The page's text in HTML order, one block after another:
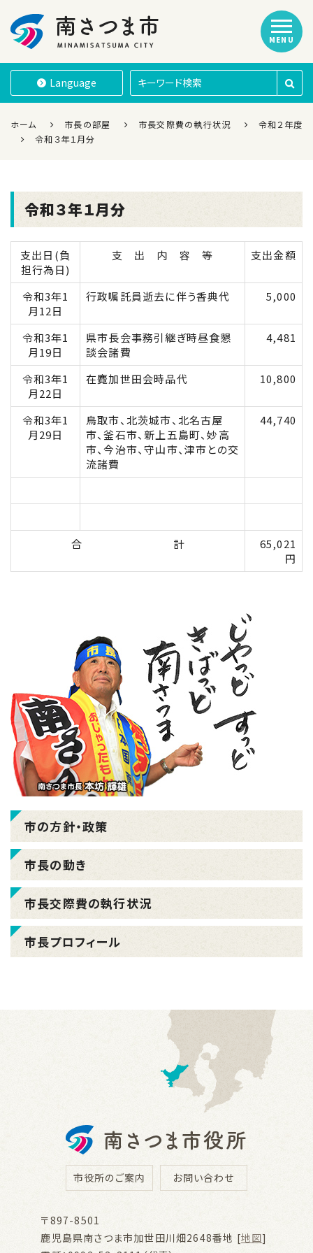
南さつま市
Language
MENU
ホーム 市長の部屋 市長交際費の執行状況
令和２年度
令和３年１月分
令和３年１月分
支出日(負
担行為日)
支 出 内 容 等 支出金額
令和3年1
月12日
行政嘱託員逝去に伴う香典代 5,000
令和3年1
月19日
県市長会事務引継ぎ時昼食懇
談会諸費
4,481
令和3年1
月22日
在麑加世田会時品代 10,800
令和3年1
月29日
鳥取市、北茨城市、北名古屋
市、釜石市、新上五島町、妙高
市、今治市、守山市、津市との交
流諸費
44,740
合 計
65,021
円
市の方針・政策
市長の動き
市長交際費の執行状況
市長プロフィール
市役所のご案内 お問い合わせ
〒897-8501
鹿児島県南さつま市加世田川畑2648番地 [地図]